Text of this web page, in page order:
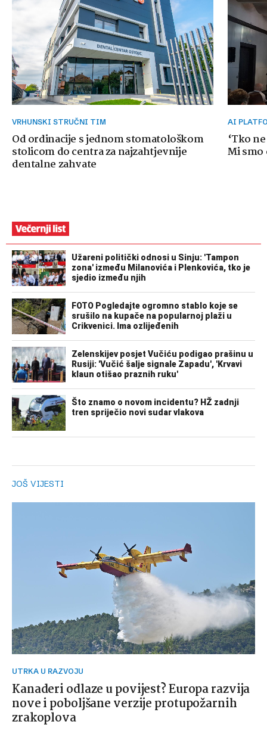
VRHUNSKI STRUČNI TIM
Od ordinacije s jednom stomatološkom
stolicom do centra za najzahtjevnije
dentalne zahvate
AI
‘Tko
Mi
JOŠ VIJESTI
UTRKA U RAZVOJU
Kanaderi odlaze u povijest? Europa razvija
nove i poboljšane verzije protupožarnih
zrakoplova